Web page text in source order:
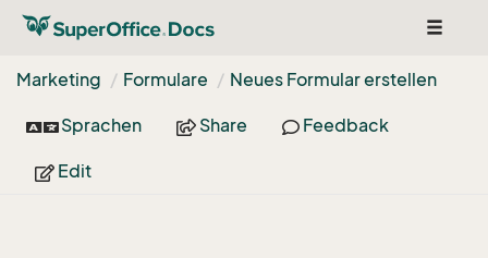
Toggle
Marketing
Formulare Neues Formular erstellen
Sprachen Share Feedback
Edit